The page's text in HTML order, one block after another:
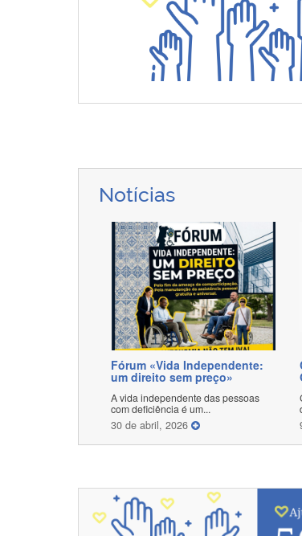
Notícias
Fórum «Vida Independente:
um direito sem preço»
A vida independente das pessoas
com deficiência é um...
30 de abril, 2026